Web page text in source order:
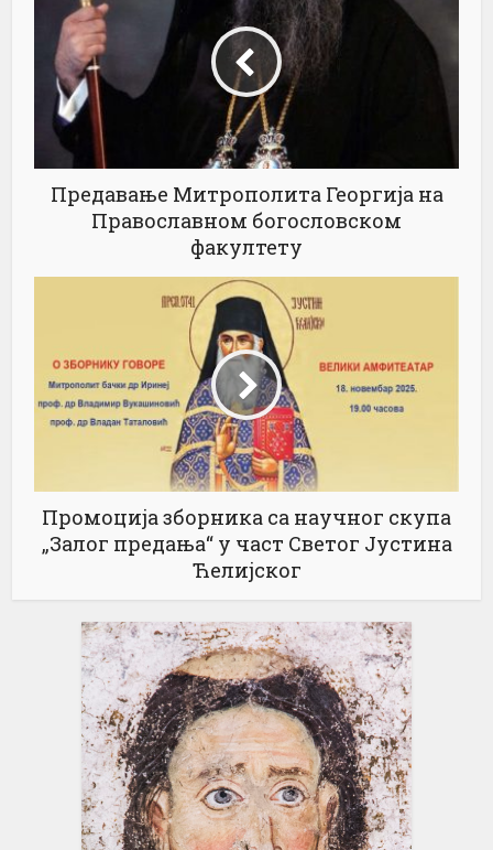
Предавање Митрополита Георгија на
Православном богословском
факултету
Промоција зборника са научног скупа
„Залог предања“ у част Светог Јустина
Ћелијског